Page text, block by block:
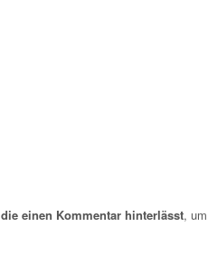
die einen Kommentar hinterlässt,